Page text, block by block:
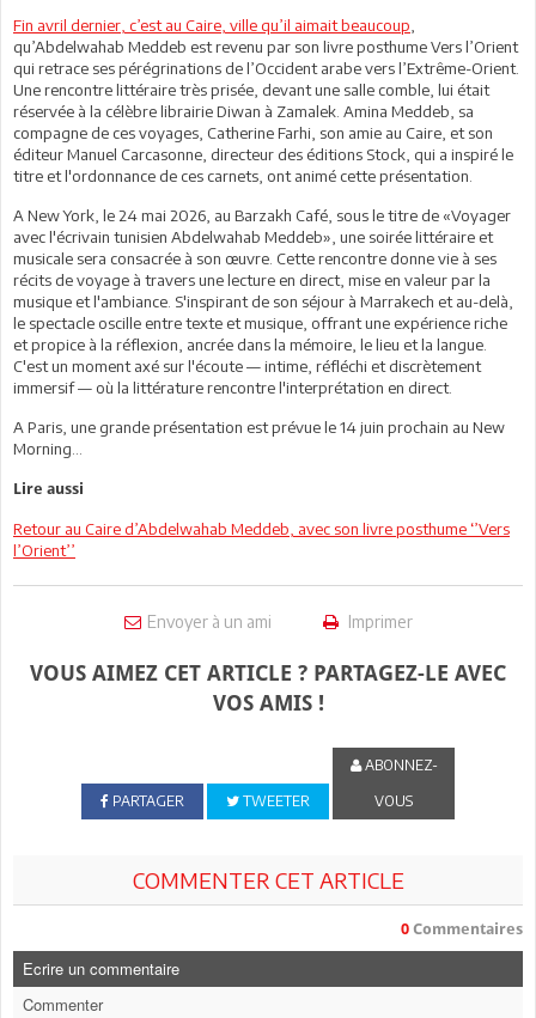
Fin avril dernier, c’est au Caire, ville qu’il aimait beaucoup
qu’Abdelwahab Meddeb est revenu par son livre posthume Vers l’Orient
qui retrace ses pérégrinations de l’Occident arabe vers l’Extrême-Orient.
Une rencontre littéraire très prisée, devant une salle comble, lui était
réservée à la célèbre librairie Diwan à Zamalek. Amina Meddeb, sa
compagne de ces voyages, Catherine Farhi, son amie au Caire, et son
éditeur Manuel Carcasonne, directeur des éditions Stock, qui a inspiré le
titre et l'ordonnance de ces carnets, ont animé cette présentation.
A New York, le 24 mai 2026, au Barzakh Café, sous le titre de «Voyager
avec l'écrivain tunisien Abdelwahab Meddeb», une soirée littéraire et
musicale sera consacrée à son œuvre. Cette rencontre donne vie à ses
récits de voyage à travers une lecture en direct, mise en valeur par la
musique et l'ambiance. S'inspirant de son séjour à Marrakech et au-delà,
le spectacle oscille entre texte et musique, offrant une expérience riche
et propice à la réflexion, ancrée dans la mémoire, le lieu et la langue.
C'est un moment axé sur l'écoute — intime, réfléchi et discrètement
immersif — où la littérature rencontre l'interprétation en direct.
A Paris, une grande présentation est prévue le 14 juin prochain au New
Morning…
Lire aussi
Retour au Caire d’Abdelwahab Meddeb, avec son livre posthume ‘’Vers
l’Orient’’
Envoyer à un ami Imprimer
VOUS AIMEZ CET ARTICLE ? PARTAGEZ-LE AVEC
VOS AMIS !
PARTAGER TWEETER
ABONNEZ-
VOUS
COMMENTER CET ARTICLE
0 Commentaires
Ecrire un commentaire
Commenter